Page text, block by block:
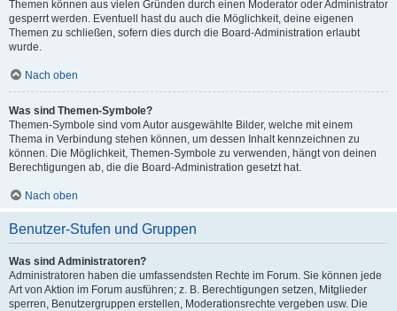
Themen können aus vielen Gründen durch einen Moderator oder Administrator
gesperrt werden. Eventuell hast du auch die Möglichkeit, deine eigenen
Themen zu schließen, sofern dies durch die Board-Administration erlaubt
wurde.
Nach oben
Was sind Themen-Symbole?
Themen-Symbole sind vom Autor ausgewählte Bilder, welche mit einem
Thema in Verbindung stehen können, um dessen Inhalt kennzeichnen zu
können. Die Möglichkeit, Themen-Symbole zu verwenden, hängt von deinen
Berechtigungen ab, die die Board-Administration gesetzt hat.
Nach oben
Benutzer-Stufen und Gruppen
Was sind Administratoren?
Administratoren haben die umfassendsten Rechte im Forum. Sie können jede
Art von Aktion im Forum ausführen; z. B. Berechtigungen setzen, Mitglieder
sperren, Benutzergruppen erstellen, Moderationsrechte vergeben usw. Die